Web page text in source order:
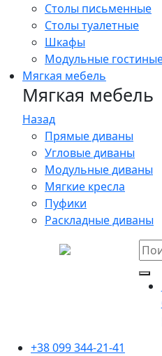
Столы письменные
Столы туалетные
Шкафы
Модульные
Мягкая мебель
Мягкая мебель
Назад
Прямые диваны
Угловые диваны
Модульные диваны
Мягкие кресла
Пуфики
Раскладные диваны
+38 099 344-21-41